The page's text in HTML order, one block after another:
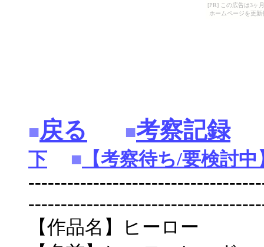
[PR] この広告は3ヶ
ホームページを更
■戻る ■考察記録
下 ■ 【考察待ち/要検討中
【作品名】ヒーロー